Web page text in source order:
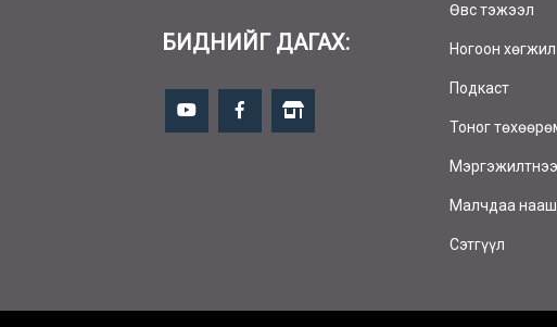
БИДНИЙГ ДАГАХ:
Өвс тэжээл
Ногоон хөгжил
Подкаст
Тоног
Малчдаа
Сэтгүүл